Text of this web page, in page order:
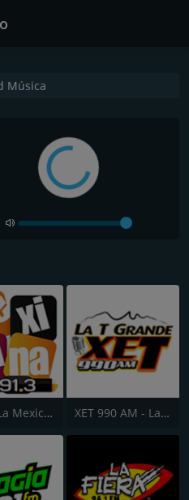
Música
XHPLA La Mexicana - Aguascalientes XET 990 AM - La T Grande